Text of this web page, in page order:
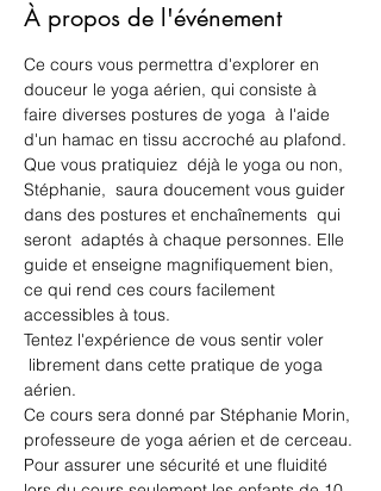
À propos de l'événement
Ce cours vous permettra d'explorer en
douceur le yoga aérien, qui consiste à
faire diverses postures de yoga  à l'aide
d'un hamac en tissu accroché au plafond.
Que vous pratiquiez  déjà le yoga ou non,
Stéphanie,  saura doucement vous guider
dans des postures et enchaînements  qui
seront  adaptés à chaque personnes. Elle
guide et enseigne magnifiquement bien,
ce qui rend ces cours facilement
accessibles à tous.
Tentez l'expérience de vous sentir voler
librement dans cette pratique de yoga
aérien.
Ce cours sera donné par Stéphanie Morin,
professeure de yoga aérien et de cerceau.
Pour assurer une sécurité et une fluidité